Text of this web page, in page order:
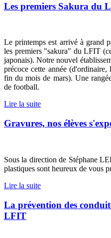
Les premiers Sakura du
Le printemps est arrivé à grand
les premiers "sakura" du LFIT
japonais). Notre nouvel
précoce cette année
fin du mois de mars). Une
de football.
Lire la suite
Gravures, nos élèves
Sous la direction de Stéphane
plastiques sont heureux de vous
Lire la suite
La prévention des
LFIT